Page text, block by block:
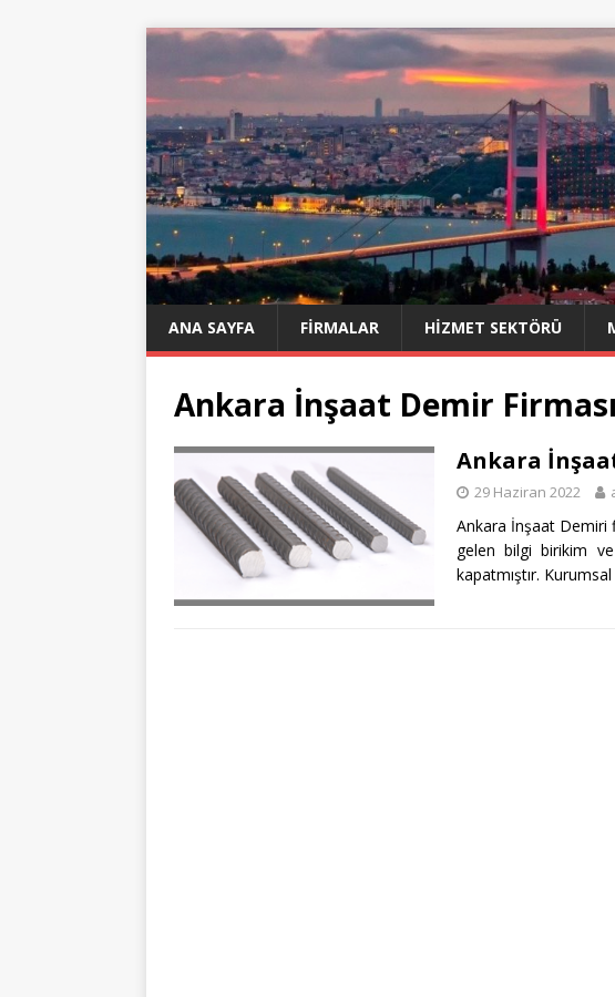
ANA SAYFA FIRMALAR HIZMET SEKTÖRÜ
Ankara İnşaat Demir Firması
Ankara
29 Haziran 2022
Ankara İnşaat Demiri
gelen bilgi birikim
kapatmıştır. Kurumsal